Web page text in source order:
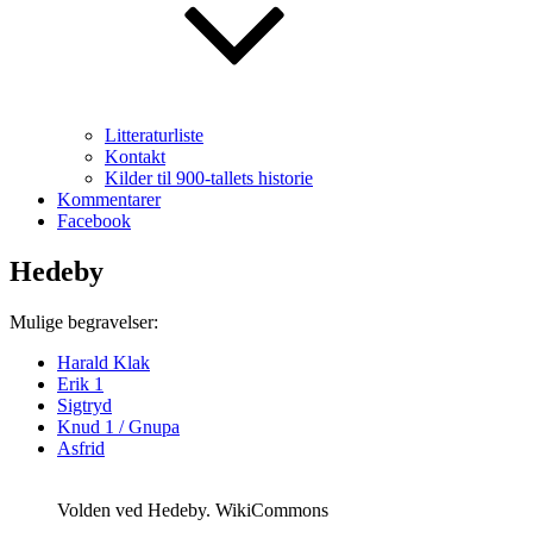
Litteraturliste
Kontakt
Kilder til 900-tallets historie
Kommentarer
Facebook
Hedeby
Mulige begravelser:
Harald Klak
Erik 1
Sigtryd
Knud 1 / Gnupa
Asfrid
Volden ved Hedeby. WikiCommons